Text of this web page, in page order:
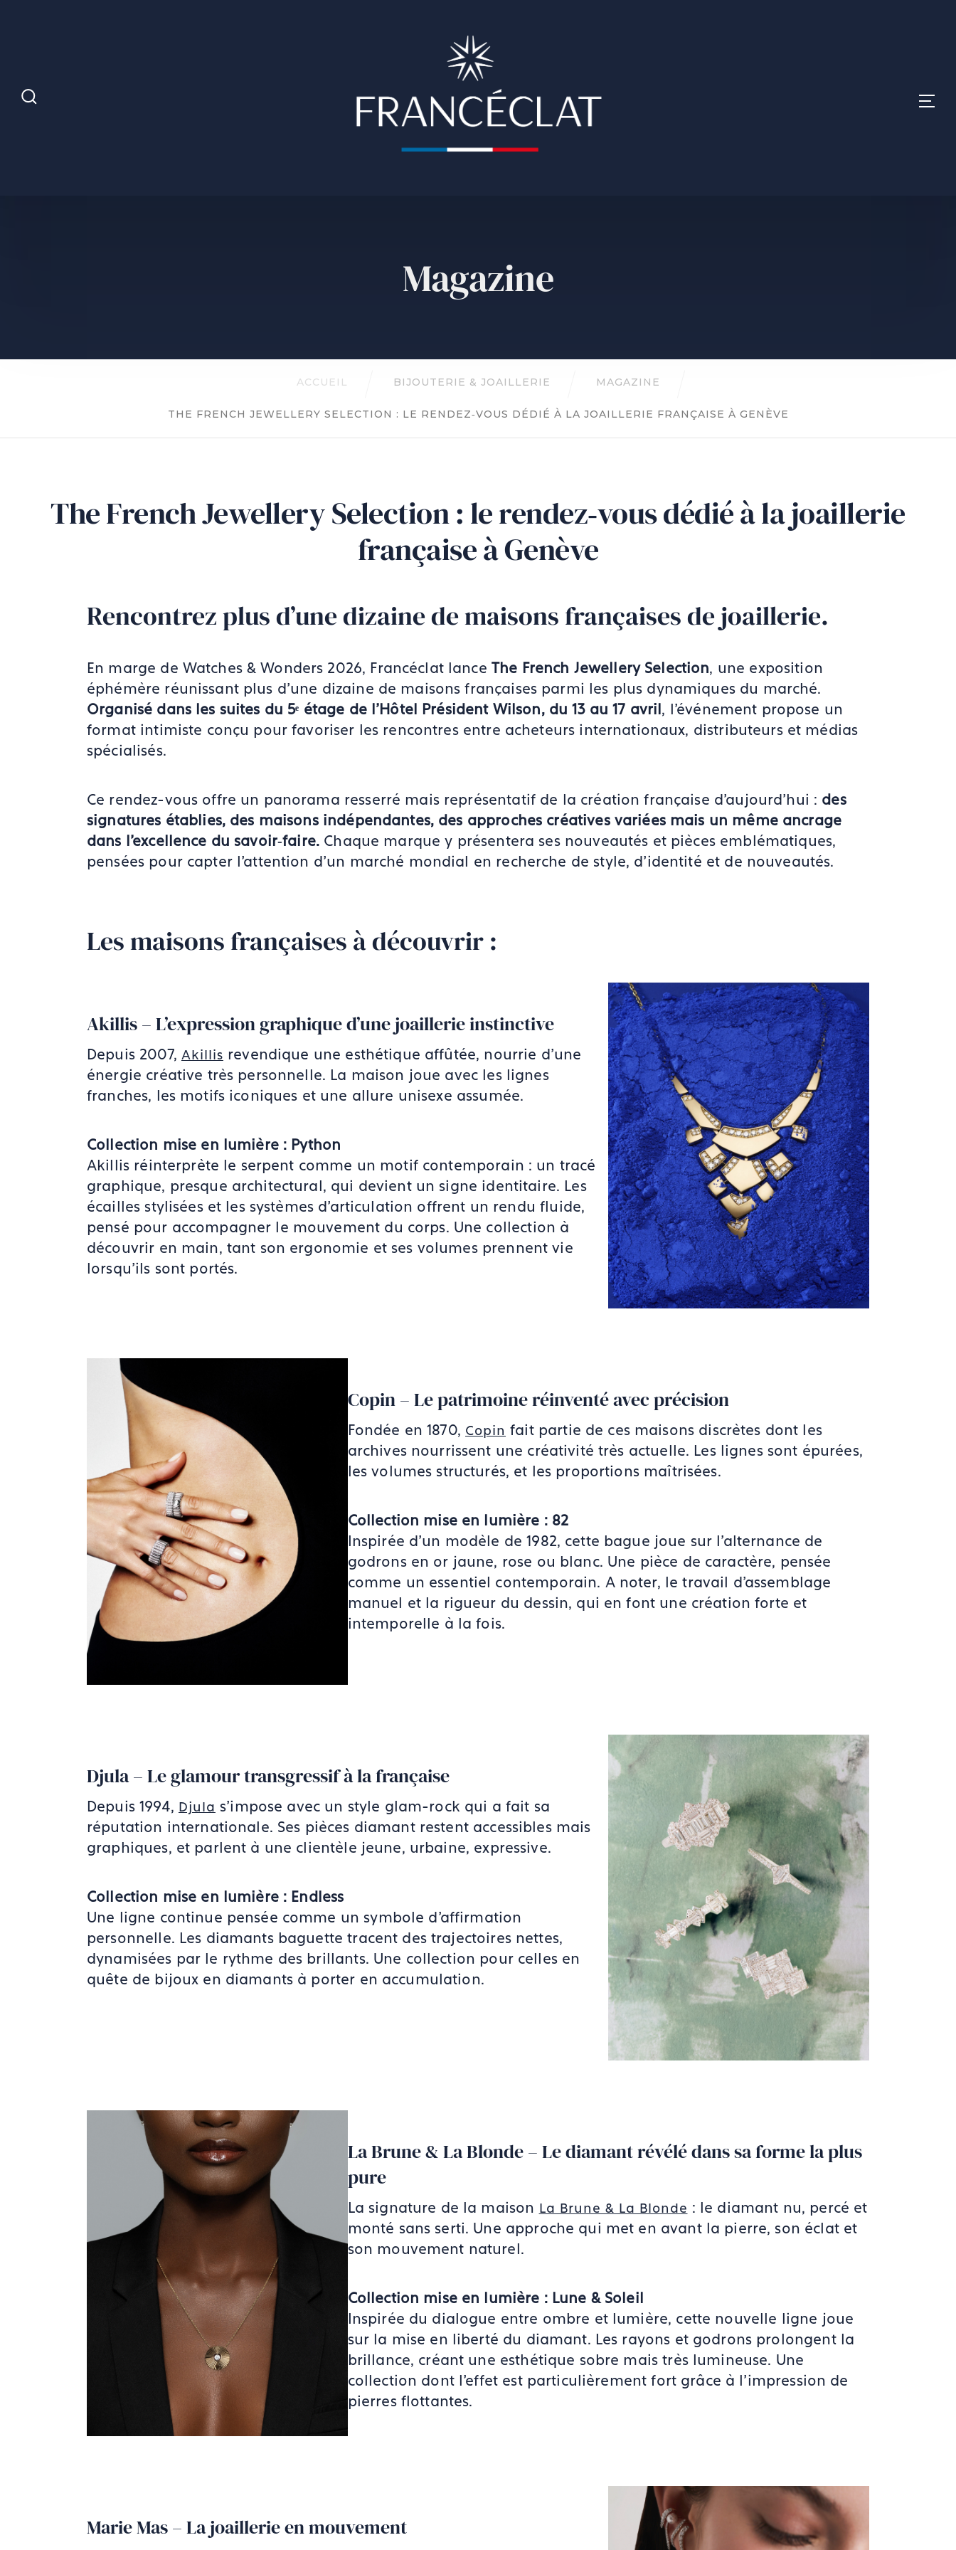
Magazine
ACCUEIL BIJOUTERIE & JOAILLERIE MAGAZINE
THE FRENCH JEWELLERY SELECTION : LE RENDEZ‑VOUS DÉDIÉ À LA JOAILLERIE FRANÇAISE À GENÈVE
The French Jewellery Selection : le rendez‑vous dédié à la joaillerie
française à Genève
Rencontrez plus d’une dizaine de maisons françaises de joaillerie.
En marge de Watches & Wonders 2026, Francéclat lance The French Jewellery Selection, une exposition
éphémère réunissant plus d’une dizaine de maisons françaises parmi les plus dynamiques du marché.
Organisé dans les suites du 5ᵉ étage de l’Hôtel Président Wilson, du 13 au 17 avril, l’événement propose un
format intimiste conçu pour favoriser les rencontres entre acheteurs internationaux, distributeurs et médias
spécialisés.
Ce rendez-vous offre un panorama resserré mais représentatif de la création française d’aujourd’hui : des
signatures établies, des maisons indépendantes, des approches créatives variées mais un même ancrage
dans l’excellence du savoir‑faire. Chaque marque y présentera ses nouveautés et pièces emblématiques,
pensées pour capter l’attention d’un marché mondial en recherche de style, d’identité et de nouveautés.
Les maisons françaises à découvrir :
Akillis – L’expression graphique d’une joaillerie instinctive
Depuis 2007, Akillis revendique une esthétique affûtée, nourrie d’une
énergie créative très personnelle. La maison joue avec les lignes
franches, les motifs iconiques et une allure unisexe assumée.
Collection mise en lumière : Python
Akillis réinterprète le serpent comme un motif contemporain : un tracé
graphique, presque architectural, qui devient un signe identitaire. Les
écailles stylisées et les systèmes d’articulation offrent un rendu fluide,
pensé pour accompagner le mouvement du corps. Une collection à
découvrir en main, tant son ergonomie et ses volumes prennent vie
lorsqu’ils sont portés.
Copin – Le patrimoine réinventé avec précision
Fondée en 1870, Copin fait partie de ces maisons discrètes dont les
archives nourrissent une créativité très actuelle. Les lignes sont épurées,
les volumes structurés, et les proportions maîtrisées.
Collection mise en lumière : 82
Inspirée d’un modèle de 1982, cette bague joue sur l’alternance de
godrons en or jaune, rose ou blanc. Une pièce de caractère, pensée
comme un essentiel contemporain. A noter, le travail d’assemblage
manuel et la rigueur du dessin, qui en font une création forte et
intemporelle à la fois.
Djula – Le glamour transgressif à la française
Depuis 1994, Djula s’impose avec un style glam-rock qui a fait sa
réputation internationale. Ses pièces diamant restent accessibles mais
graphiques, et parlent à une clientèle jeune, urbaine, expressive.
Collection mise en lumière : Endless
Une ligne continue pensée comme un symbole d’affirmation
personnelle. Les diamants baguette tracent des trajectoires nettes,
dynamisées par le rythme des brillants. Une collection pour celles en
quête de bijoux en diamants à porter en accumulation.
La Brune & La Blonde – Le diamant révélé dans sa forme la plus
pure
La signature de la maison La Brune & La Blonde : le diamant nu, percé et
monté sans serti. Une approche qui met en avant la pierre, son éclat et
son mouvement naturel.
Collection mise en lumière : Lune & Soleil
Inspirée du dialogue entre ombre et lumière, cette nouvelle ligne joue
sur la mise en liberté du diamant. Les rayons et godrons prolongent la
brillance, créant une esthétique sobre mais très lumineuse. Une
collection dont l’effet est particulièrement fort grâce à l’impression de
pierres flottantes.
Marie Mas – La joaillerie en mouvement